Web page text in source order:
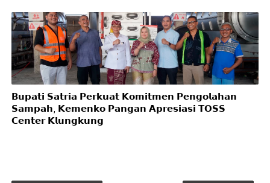
𝗕𝘂𝗽𝗮𝘁𝗶 𝗦𝗮𝘁𝗿𝗶𝗮 𝗣𝗲𝗿𝗸𝘂𝗮𝘁 𝗞𝗼𝗺𝗶𝘁𝗺𝗲𝗻 𝗣𝗲𝗻𝗴𝗼𝗹𝗮𝗵𝗮𝗻
𝗦𝗮𝗺𝗽𝗮𝗵, 𝗞𝗲𝗺𝗲𝗻𝗸𝗼 𝗣𝗮𝗻𝗴𝗮𝗻 𝗔𝗽𝗿𝗲𝘀𝗶𝗮𝘀𝗶 𝗧𝗢𝗦𝗦
𝗖𝗲𝗻𝘁𝗲𝗿 𝗞𝗹𝘂𝗻𝗴𝗸𝘂𝗻𝗴